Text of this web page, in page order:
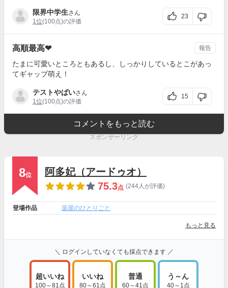
限界中学生さん
1位(100点)の評価
23
高順最高❤︎
たまに可愛いところともあるし、しっかりしているとこがあっ
てギャップ萌え！
テストやばいさん
1位(100点)の評価
15
報告
コメントをもっと読む
スポンサーリンク
8位
阿多妃（アードゥオ）
75.3点 (244人が評価)
登場作品 薬屋のひとりごと
もっと見る
＼ ログインしていなくても採点できます ／
超いいね
100～81点
いいね
80～61点
普通
60～41点
う～ん
40～1点